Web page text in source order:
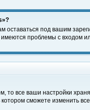
под вашим
проблемы с
то все ваши настройки
сможете изменить